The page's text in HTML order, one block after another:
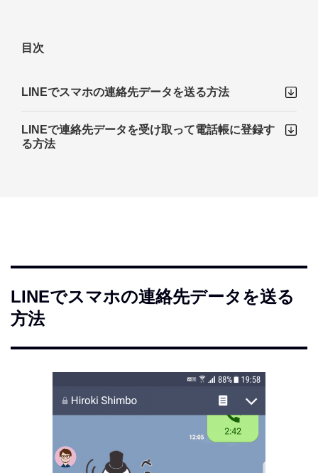
目次
LINEでスマホの連絡先データを送る方法
LINEで連絡先データを受け取って電話帳に登録す
る方法
LINEでスマホの連絡先データを送る
方法